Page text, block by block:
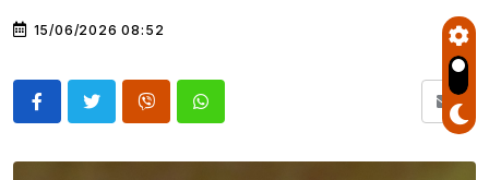
15/06/2026 08:52